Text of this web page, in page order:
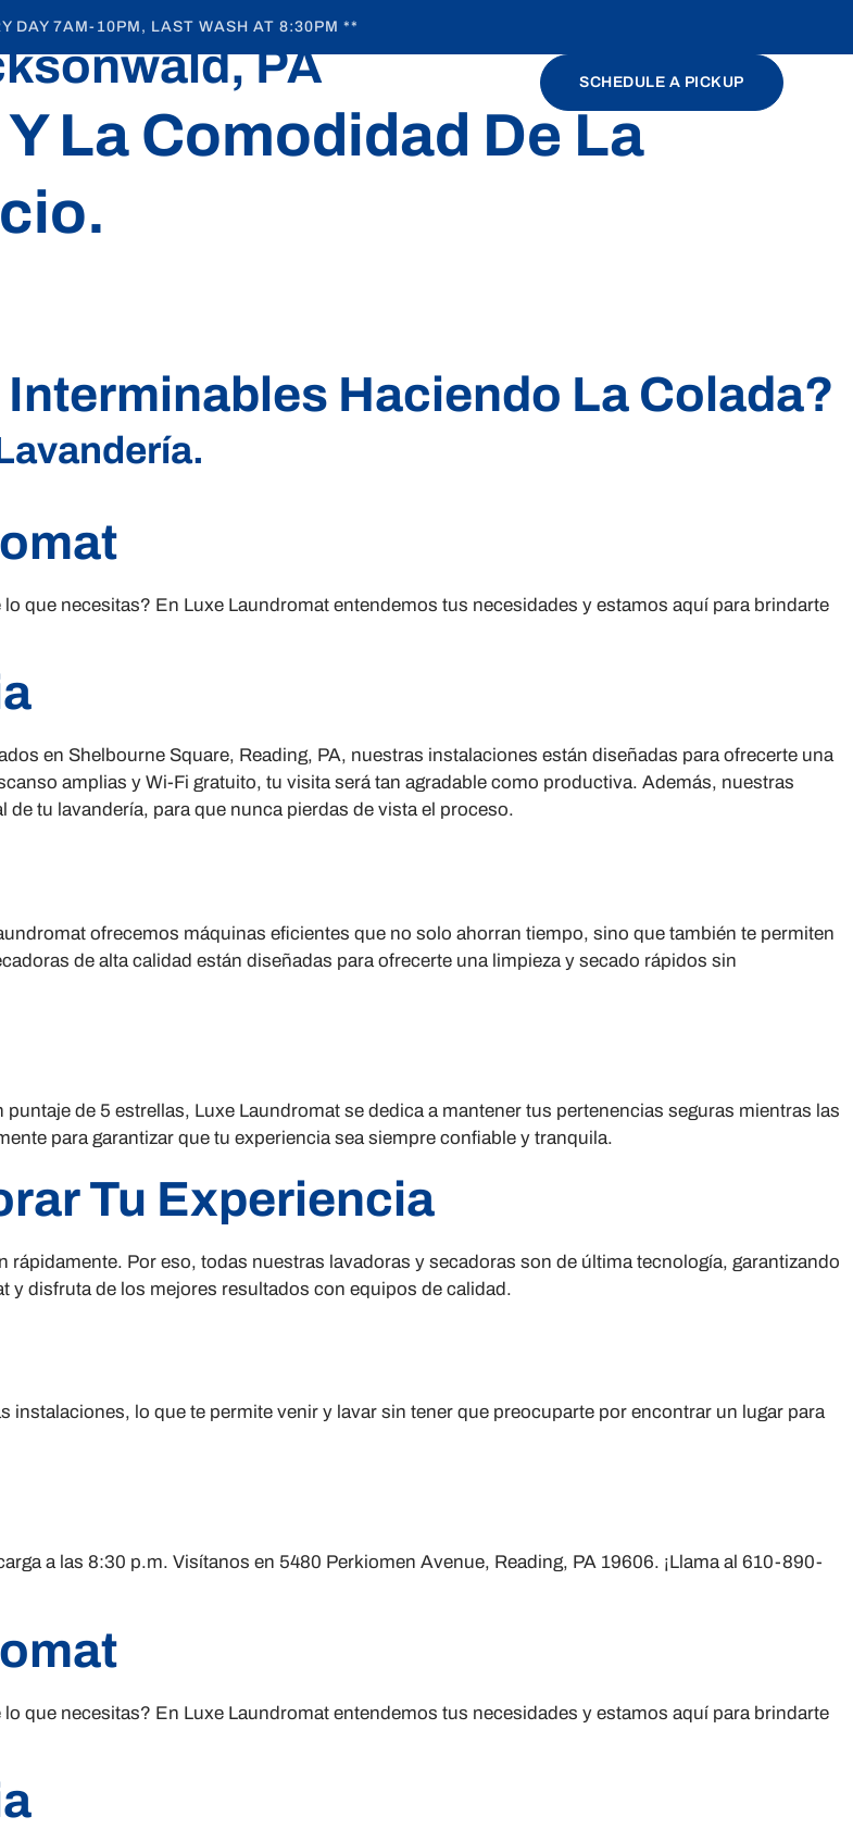
DAY 7AM-10PM, LAST WASH AT 8:30PM **
SCHEDULE A PICKUP
PA
La Comodidad De La
Haciendo La Colada?
que necesitas? En Luxe Laundromat entendemos tus necesidades y estamos aquí para brindarte
en Shelbourne Square, Reading, PA, nuestras instalaciones están diseñadas para ofrecerte una
amplias y Wi-Fi gratuito, tu visita será tan agradable como productiva. Además, nuestras
tu lavandería, para que nunca pierdas de vista el proceso.
ofrecemos máquinas eficientes que no solo ahorran tiempo, sino que también te permiten
de alta calidad están diseñadas para ofrecerte una limpieza y secado rápidos sin
de 5 estrellas, Luxe Laundromat se dedica a mantener tus pertenencias seguras mientras las
para garantizar que tu experiencia sea siempre confiable y tranquila.
Tu Experiencia
Por eso, todas nuestras lavadoras y secadoras son de última tecnología, garantizando
y disfruta de los mejores resultados con equipos de calidad.
lo que te permite venir y lavar sin tener que preocuparte por encontrar un lugar para
a las 8:30 p.m. Visítanos en 5480 Perkiomen Avenue, Reading, PA 19606. ¡Llama al 610-890-
que necesitas? En Luxe Laundromat entendemos tus necesidades y estamos aquí para brindarte